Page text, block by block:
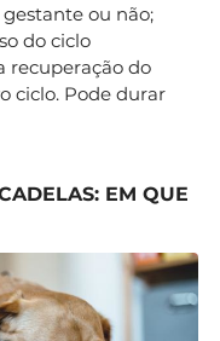
ou não;
do ciclo
recuperação do
ciclo. Pode durar
EM QUE